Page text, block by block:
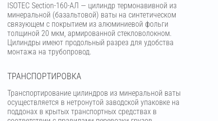
ISOTEC Section-160-АЛ — цилиндр термонавивной из
минеральной (базальтовой) ваты на синтетическом
связующем с покрытием из алюминиевой фольги
толщиной 20 мкм, армированной стекловолокном.
Цилиндры имеют продольный разрез для удобства
монтажа на трубопровод.
ТРАНСПОРТИРОВКА
Транспортирование цилиндров из минеральной ваты
осуществляется в нетронутой заводской упаковке на
поддонах в крытых транспортных средствах в